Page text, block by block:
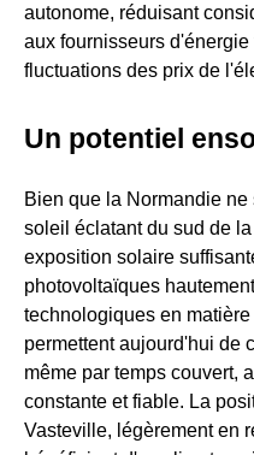
autonome, réduisant
aux fournisseurs
fluctuations des prix de
Un potentiel
Bien que la Normandie
soleil éclatant du sud de
exposition solaire
photovoltaïques
technologiques en
permettent aujourd'hui de
même par temps couvert,
constante et fiable. La
Vasteville, légèrement en